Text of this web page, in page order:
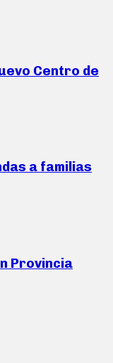
Centro de
a familias
Provincia